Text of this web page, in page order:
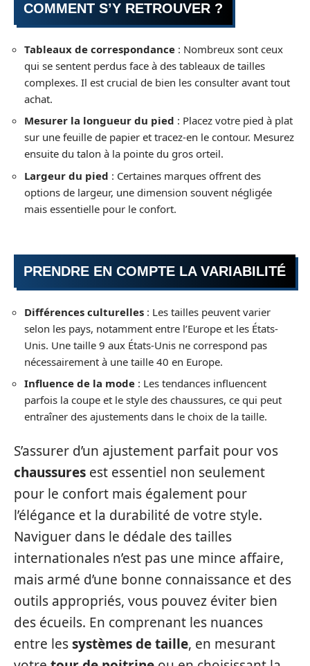
COMMENT S’Y RETROUVER ?
Tableaux de correspondance : Nombreux sont ceux
qui se sentent perdus face à des tableaux de tailles
complexes. Il est crucial de bien les consulter avant tout
achat.
Mesurer la longueur du pied : Placez votre pied à plat
sur une feuille de papier et tracez-en le contour. Mesurez
ensuite du talon à la pointe du gros orteil.
Largeur du pied : Certaines marques offrent des
options de largeur, une dimension souvent négligée
mais essentielle pour le confort.
PRENDRE EN COMPTE LA VARIABILITÉ
Différences culturelles : Les tailles peuvent varier
selon les pays, notamment entre l’Europe et les États-
Unis. Une taille 9 aux États-Unis ne correspond pas
nécessairement à une taille 40 en Europe.
Influence de la mode : Les tendances influencent
parfois la coupe et le style des chaussures, ce qui peut
entraîner des ajustements dans le choix de la taille.
S’assurer d’un ajustement parfait pour vos
chaussures est essentiel non seulement
pour le confort mais également pour
l’élégance et la durabilité de votre style.
Naviguer dans le dédale des tailles
internationales n’est pas une mince affaire,
mais armé d’une bonne connaissance et des
outils appropriés, vous pouvez éviter bien
des écueils. En comprenant les nuances
entre lessystèmes de taille, en mesurant